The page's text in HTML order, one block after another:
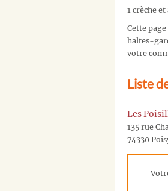
1 crèche
Cette page
haltes-
votre
Liste
Les
135 rue
74330